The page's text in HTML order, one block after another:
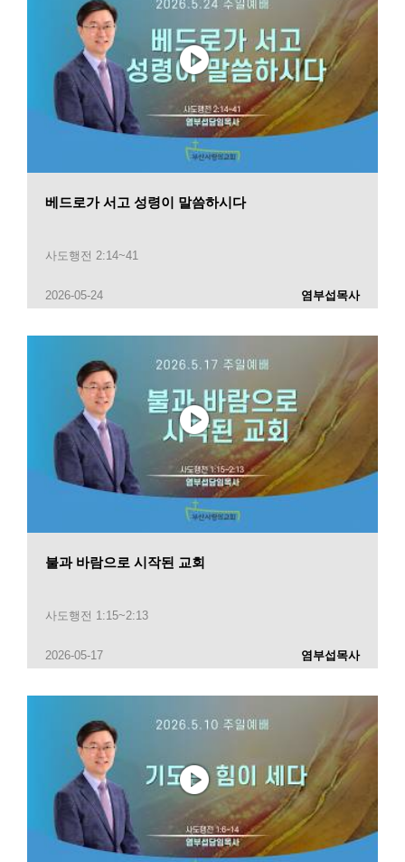
베드로가 서고 성령이 말씀하시다
사도행전 2:14~41
2026-05-24 염부섭목사
불과 바람으로 시작된 교회
사도행전 1:15~2:13
2026-05-17 염부섭목사